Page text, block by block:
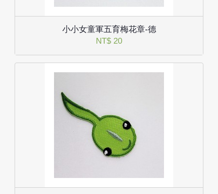
小小女童軍五育梅花章-德
NT$ 20